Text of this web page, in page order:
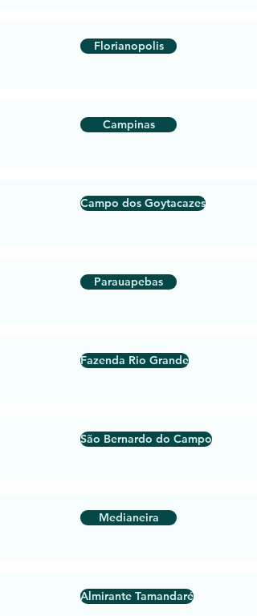
Florianopolis
Campinas
Campo dos Goytacazes
Parauapebas
Fazenda Rio Grande
São Bernardo do Campo
Medianeira
Almirante Tamandaré